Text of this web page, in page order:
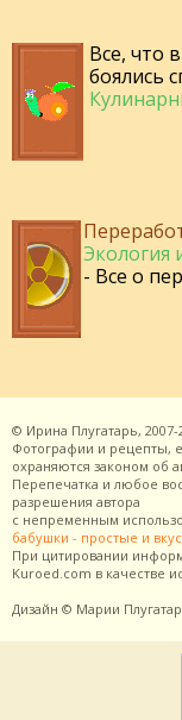
Все, что
боялись
Экология
- Все о
© Ирина Плугатарь, 2007-
Фотографии и рецепты,
охраняются законом об
Перепечатка и любое
разрешения автора
с непременным
бабушки - простые и
При цитировании
Kuroed.com в качестве
Дизайн © Марии